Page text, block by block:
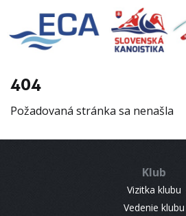
404
Požadovaná stránka sa nenašla
Klub
Vizitka klubu
Vedenie klubu
EURO 19
INFO
RESULTS
CONTACT